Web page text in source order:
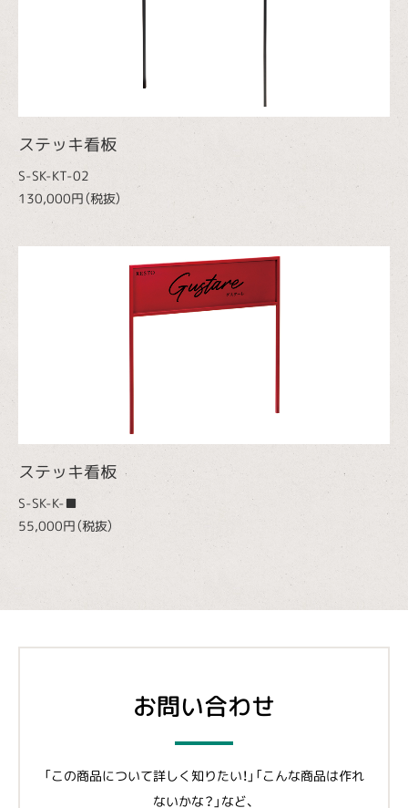
ステッキ看板
S-SK-KT-02
130,000円（税抜）
ステッキ看板
S-SK-K-■
55,000円（税抜）
お問い合わせ
「この商品について詳しく知りたい！」「こんな商品は作れ
ないかな？」など、